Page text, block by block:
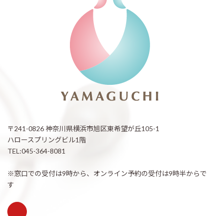
〒241-0826 神奈川県横浜市旭区東希望が丘105-1
ハロースプリングビル1階
TEL:045-364-8081
※窓口での受付は9時から、オンライン予約の受付は9時半からで
す